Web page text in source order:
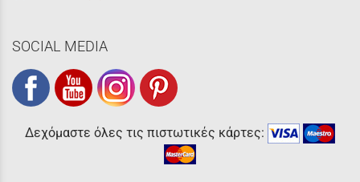
SOCIAL MEDIA
Δεχόμαστε όλες τις πιστωτικές κάρτες: